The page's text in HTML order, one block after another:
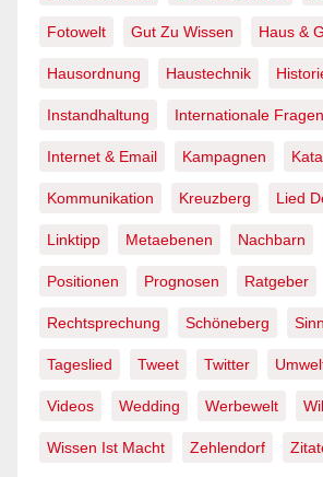
Fotowelt Gut Zu Wissen Haus &
Hausordnung Haustechnik
Instandhaltung Internationale Fragen
Internet & Email Kampagnen
Kommunikation Kreuzberg Lied
Linktipp Metaebenen Nachbarn
Positionen Prognosen Ratgeber
Rechtsprechung Schöneberg
Tageslied Tweet Twitter
Videos Wedding Werbewelt
Wissen Ist Macht Zehlendorf